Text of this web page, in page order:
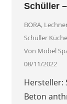
Schüller
BORA,
Schüller
Von Möbel
08/11/2022
Hersteller:
Beton